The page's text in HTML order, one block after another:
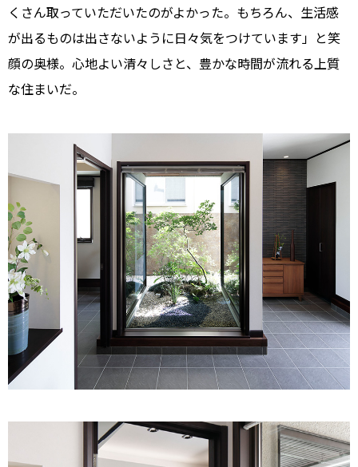
くさん取っていただいたのがよかった。もちろん、生活感
が出るものは出さないように日々気をつけています」と笑
顔の奥様。心地よい清々しさと、豊かな時間が流れる上質
な住まいだ。